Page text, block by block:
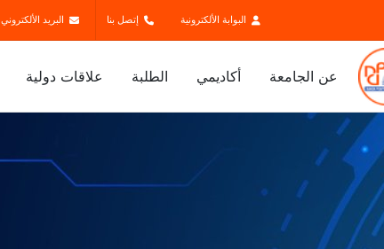
البوابة الألكترونية إتصل بنا البريد الألكتروني
عن الجامعة أكاديمي الطلبة علاقات دولية